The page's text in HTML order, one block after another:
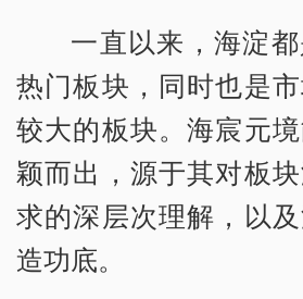
一直以来，海淀
热门板块，同时也是
较大的板块。海宸元
颖而出，源于其对板
求的深层次理解，以
造功底。